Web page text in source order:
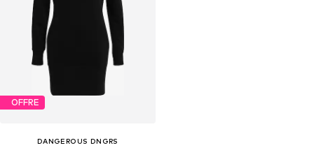
OFFRE
DANGEROUS DNGRS